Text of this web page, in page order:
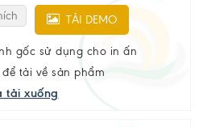
TẢI DEMO
gốc sử dụng cho in ấn
tải về sản phẩm
tải xuống